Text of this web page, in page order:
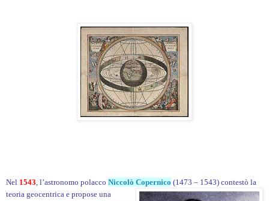
Nel 1543, l’astronomo polacco Niccolò Copernico (1473 – 1543) contestò la
teoria geocentrica e propose una